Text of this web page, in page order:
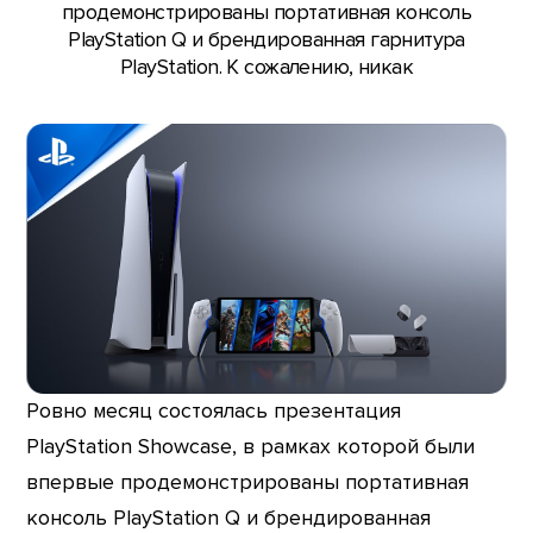
продемонстрированы портативная консоль
PlayStation Q и брендированная гарнитура
PlayStation. К сожалению, никак
Ровно месяц состоялась презентация
PlayStation Showсase, в рамках которой были
впервые продемонстрированы портативная
консоль PlayStation Q и брендированная